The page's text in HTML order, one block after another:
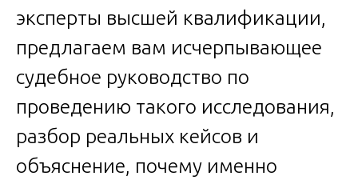
эксперты высшей квалификации,
предлагаем вам исчерпывающее
судебное руководство по
проведению такого исследования,
разбор реальных кейсов и
объяснение, почему именно